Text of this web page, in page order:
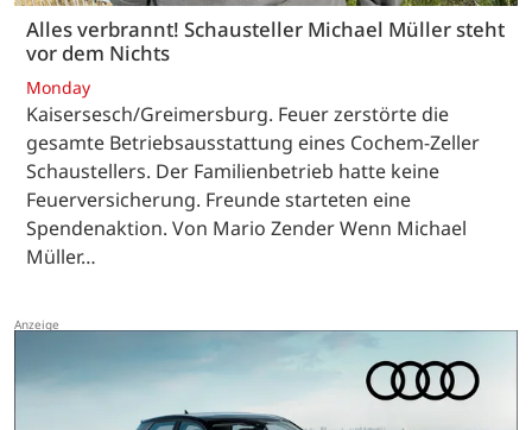
Alles verbrannt! Schausteller Michael Müller steht
vor dem Nichts
Monday
Kaisersesch/Greimersburg. Feuer zerstörte die
gesamte Betriebsausstattung eines Cochem-Zeller
Schaustellers. Der Familienbetrieb hatte keine
Feuerversicherung. Freunde starteten eine
Spendenaktion. Von Mario Zender Wenn Michael
Müller…